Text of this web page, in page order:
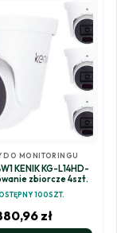
DO MONITORINGU
KENIK KG-L14HD-
zbiorcze 4szt.
100SZT.
zł